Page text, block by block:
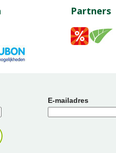
Partners
E-mailadres